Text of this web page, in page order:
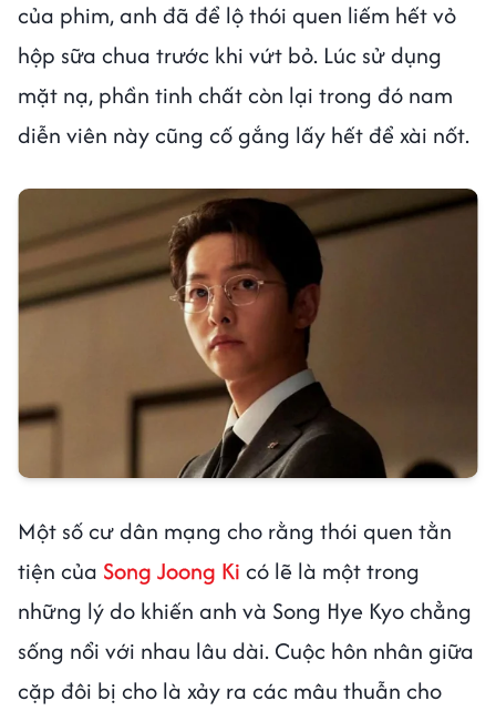
của phim, anh đã để lộ thói quen liếm hết vỏ
hộp sữa chua trước khi vứt bỏ. Lúc sử dụng
mặt nạ, phần tinh chất còn lại trong đó nam
diễn viên này cũng cố gắng lấy hết để xài nốt.
Một số cư dân mạng cho rằng thói quen tằn
tiện của Song Joong Ki có lẽ là một trong
những lý do khiến anh và Song Hye Kyo chẳng
sống nổi với nhau lâu dài. Cuộc hôn nhân giữa
cặp đôi bị cho là xảy ra các mâu thuẫn cho